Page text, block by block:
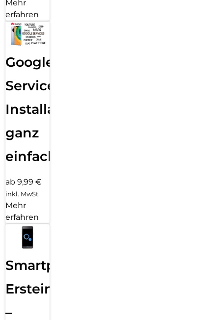
Mehr
erfahren
Google
Services
Installation
ganz
einfach
ab 9,99 €
inkl. MwSt.
Mehr
erfahren
Smartphone
Ersteinrichtung
–